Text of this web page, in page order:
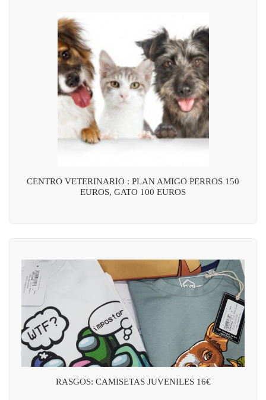
CENTRO VETERINARIO : PLAN AMIGO PERROS 150
EUROS, GATO 100 EUROS
RASGOS: CAMISETAS JUVENILES 16€